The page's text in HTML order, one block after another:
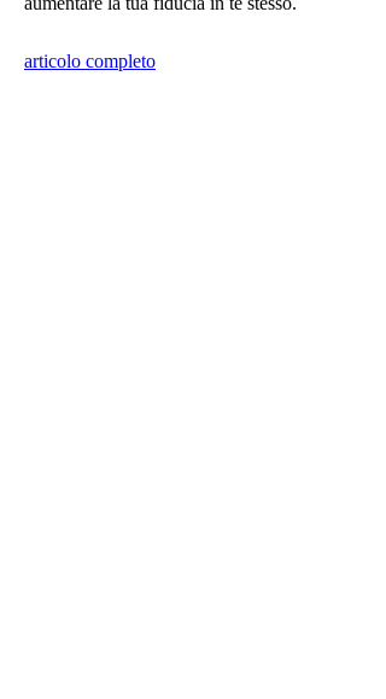
articolo completo